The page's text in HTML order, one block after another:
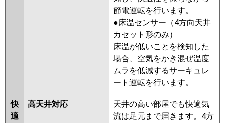
ZRMP63SK5
PCZ-ZRMP63SKL4
PCZ-ZRMP63SK4 PCZ-
ZRMP63SK3 PCZ-ZRMP63SKL3
PCZ-ZRMP63SK2 PCZ-
ZRMP63SKL2
PCZ-ZRMP63SKZ
PCZ-ZRMP63SKLZ PCZ-
ZRMP63SKY PCZ-ZRMP63SKLY
PCZ-ZRMP63SKV PCZ-
ZRMP63SKLV PCZ-ZRMP63SKLR
PCZ-ZRMP63SKR
節電運転を行います。
●床温センサー（4方向天井
カセット形のみ）
床温が低いことを検知した
場合、空気をかき混ぜ温度
ムラを低減するサーキュレ
ート運転を行います。
快
適
高天井対応
天井の高い部屋でも快適気
流は足元まで届きます。4方